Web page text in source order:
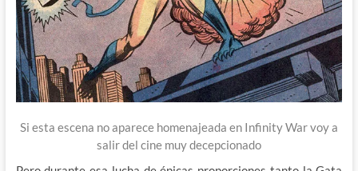
Si esta escena no aparece homenajeada en Infinity War voy a
salir del cine muy decepcionado